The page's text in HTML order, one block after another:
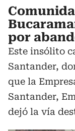
por
Este insólito
Santander,
que la
Santander,
dejó la vía